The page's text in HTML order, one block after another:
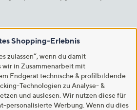
Shopping-Erlebnis
zulassen“, wenn du damit
wir in Zusammenarbeit mit
Endgerät technische & profilbildende
Technologien zu Analyse- &
und auslesen. Wir nutzen diese für
personalisierte Werbung. Wenn du dies